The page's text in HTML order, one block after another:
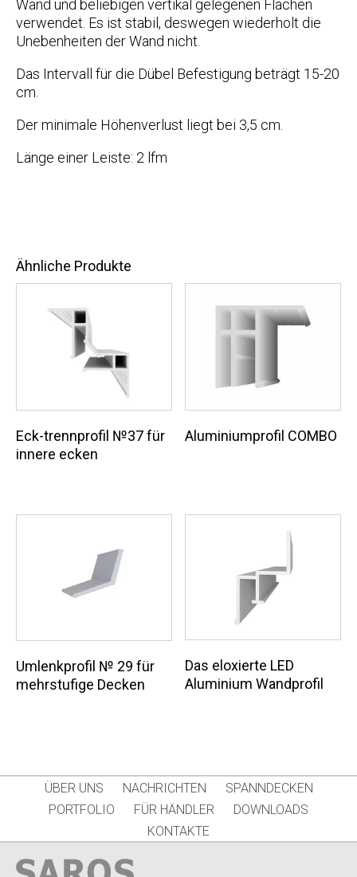
Wand und beliebigen vertikal gelegenen Flächen
verwendet. Es ist stabil, deswegen wiederholt die
Unebenheiten der Wand nicht.
Das Intervall für die Dübel Befestigung beträgt 15-20
cm.
Der minimale Höhenverlust liegt bei 3,5 cm.
Länge einer Leiste: 2 lfm
Ähnliche Produkte
Eck-trennprofil №37 für
innere ecken
Aluminiumprofil COMBO
Umlenkprofil № 29 für
mehrstufige Decken
Das eloxierte LED
Aluminium Wandprofil
ÜBER UNS NACHRICHTEN
SPANNDECKEN
PORTFOLIO
FÜR HÄNDLER
DOWNLOADS
KONTAKTE